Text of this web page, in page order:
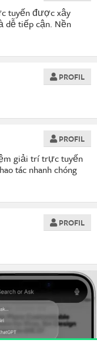
tuyến được xây
dễ tiếp cận. Nền
PROFIL
PROFIL
giải trí trực tuyến
tác nhanh chóng
PROFIL